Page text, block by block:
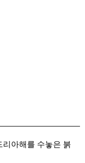
아해를 수놓은 붉